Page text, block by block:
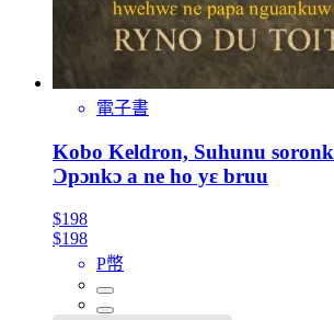
電子書
Kobo Keldron, Suhunu
Ɔpɔnkɔ a ne ho yɛ bruu
$198
$198
P幣